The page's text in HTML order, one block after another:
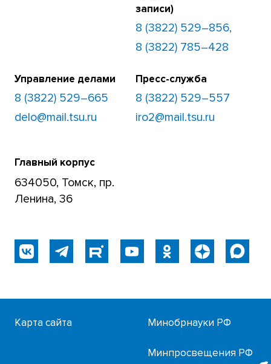
записи)
8 (3822) 529–856,
8 (3822) 785–428
Управление делами
8 (3822) 529–665
delo@mail.tsu.ru
Пресс-служба
8 (3822) 529–557
iro2@mail.tsu.ru
Главный корпус
634050, Томск, пр.
Ленина, 36
Карта сайта Минобрнауки РФ
Минпросвещения РФ